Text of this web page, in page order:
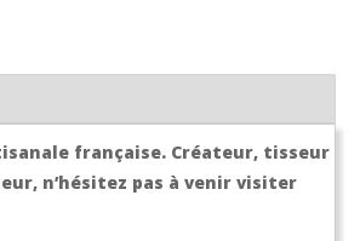
française. Créateur, tisseur
n’hésitez pas à venir visiter